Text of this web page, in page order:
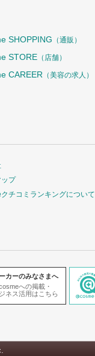
SHOPPING （通販）
STORE （店舗）
CAREER （美容の求人）
プ
チコミランキングについて
カーのみなさまへ
への掲載・
ネス活用はこちら